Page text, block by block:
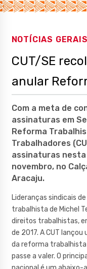
NOTÍCIAS GERAIS
CUT/SE
anular
Com a meta de
assinaturas em
Reforma
Trabalhadores
assinaturas
novembro, no
Aracaju.
Lideranças sindicais
trabalhista de Michel
direitos trabalhistas,
de 2017. A CUT
da reforma
passe a valer. O